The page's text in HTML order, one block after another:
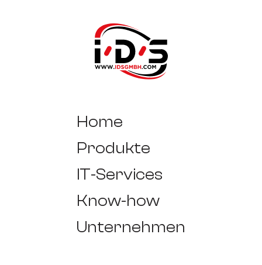
Home
Produkte
IT-Services
Know-how
Unternehmen